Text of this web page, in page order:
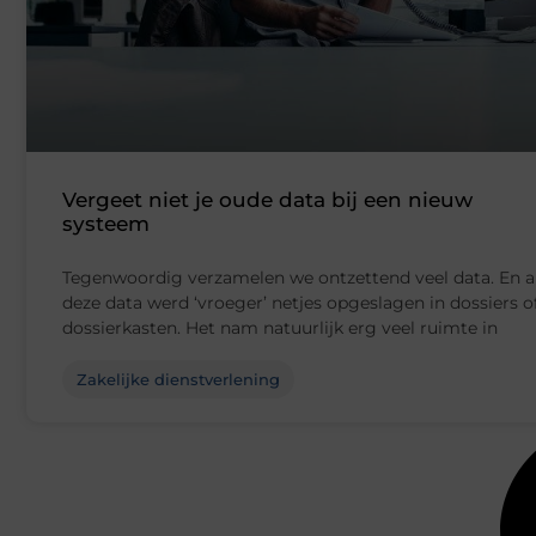
Vergeet niet je oude data bij een nieuw
systeem
Tegenwoordig verzamelen we ontzettend veel data. En
deze data werd ‘vroeger’ netjes opgeslagen in dossiers
dossierkasten. Het nam natuurlijk erg veel ruimte in
Zakelijke dienstverlening